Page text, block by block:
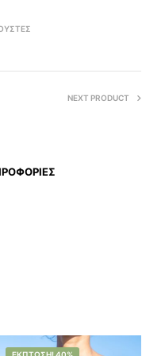
NEXT PRODUCT